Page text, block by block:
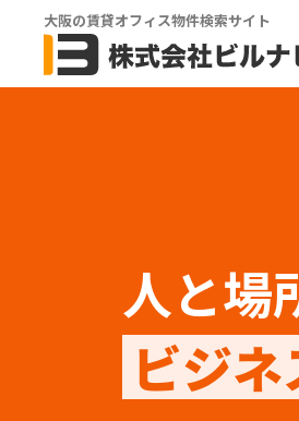
大阪の賃貸オフィス物件検索サイト
人と場
ビジ